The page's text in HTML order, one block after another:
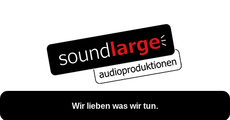
Wir lieben was wir tun.